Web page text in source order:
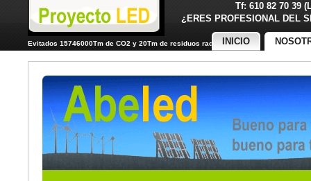
Tf: 610 82 70 39
¿ERES PROFESIONAL
Evitados 15746000Tm de CO2 y 20Tm de residuos radiactivos
INICIO